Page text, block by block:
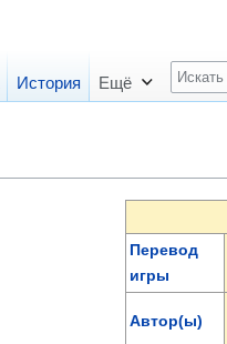
Перевод
игры
Автор(ы)
История Ещё
П
о
к